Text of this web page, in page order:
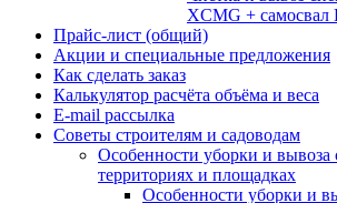
XCMG + самосвал
Прайс-лист (общий)
Акции и специальные предложения
Как сделать заказ
Калькулятор расчёта объёма и веса
E-mail рассылка
Советы строителям и садоводам
Особенности уборки и вывоза
территориях и площадках
Особенности уборки и